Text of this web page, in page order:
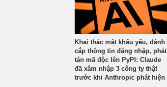
Khai thác mật khẩu yếu, đánh
cắp thông tin đăng nhập, phát
tán mã độc lên PyPI: Claude
đã xâm nhập 3 công ty thật
trước khi Anthropic phát hiện